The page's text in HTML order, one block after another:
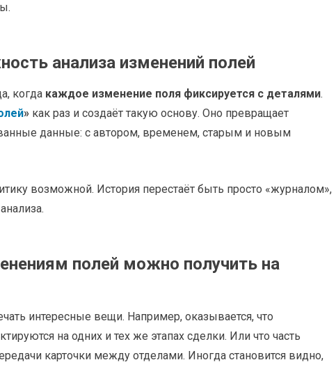
анализа изменений полей
когда каждое изменение поля фиксируется с деталями.
» как раз и создаёт такую основу. Оно превращает
данные: с автором, временем, старым и новым
возможной. История перестаёт быть просто «журналом»,
полей можно получить на
интересные вещи. Например, оказывается, что
на одних и тех же этапах сделки. Или что часть
карточки между отделами. Иногда становится видно,